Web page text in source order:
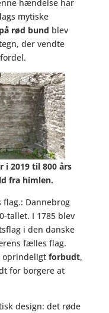
hændelse har
mytiske
rød bund blev
der vendte
i 2019 til 800 års
fra himlen.
Dannebrog
tallet. I 1785 blev
i den danske
fælles flag.
oprindeligt forbudt,
for borgere at
design: det røde